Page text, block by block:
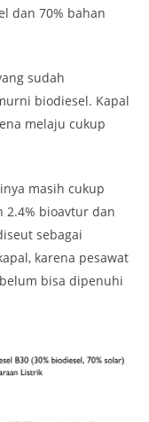
dan 70% bahan
sudah
biodiesel. Kapal
melaju cukup
masih cukup
2.4% bioavtur dan
sebagai
karena pesawat
bisa dipenuhi